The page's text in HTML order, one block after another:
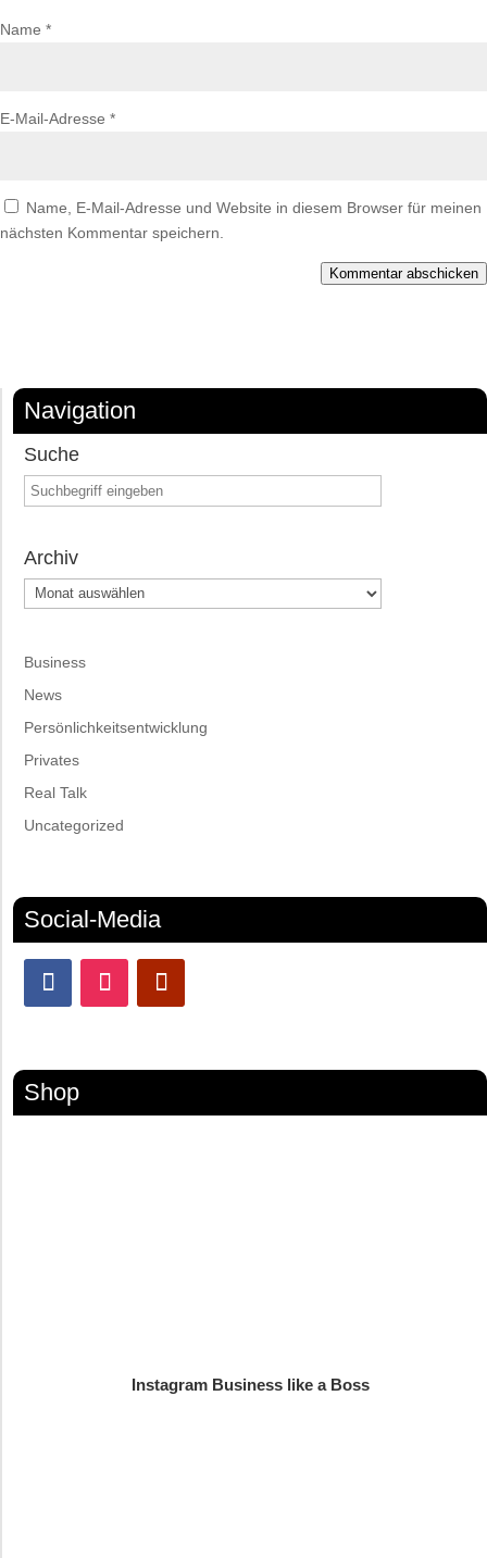
Name *
E-Mail-Adresse *
Name, E-Mail-Adresse und Website in diesem Browser für meinen
nächsten Kommentar speichern.
Kommentar abschicken
Navigation
Suche
Archiv
Archiv
Business
News
Persönlichkeitsentwicklung
Privates
Real Talk
Uncategorized
Social-Media
Shop
Instagram Business like a Boss